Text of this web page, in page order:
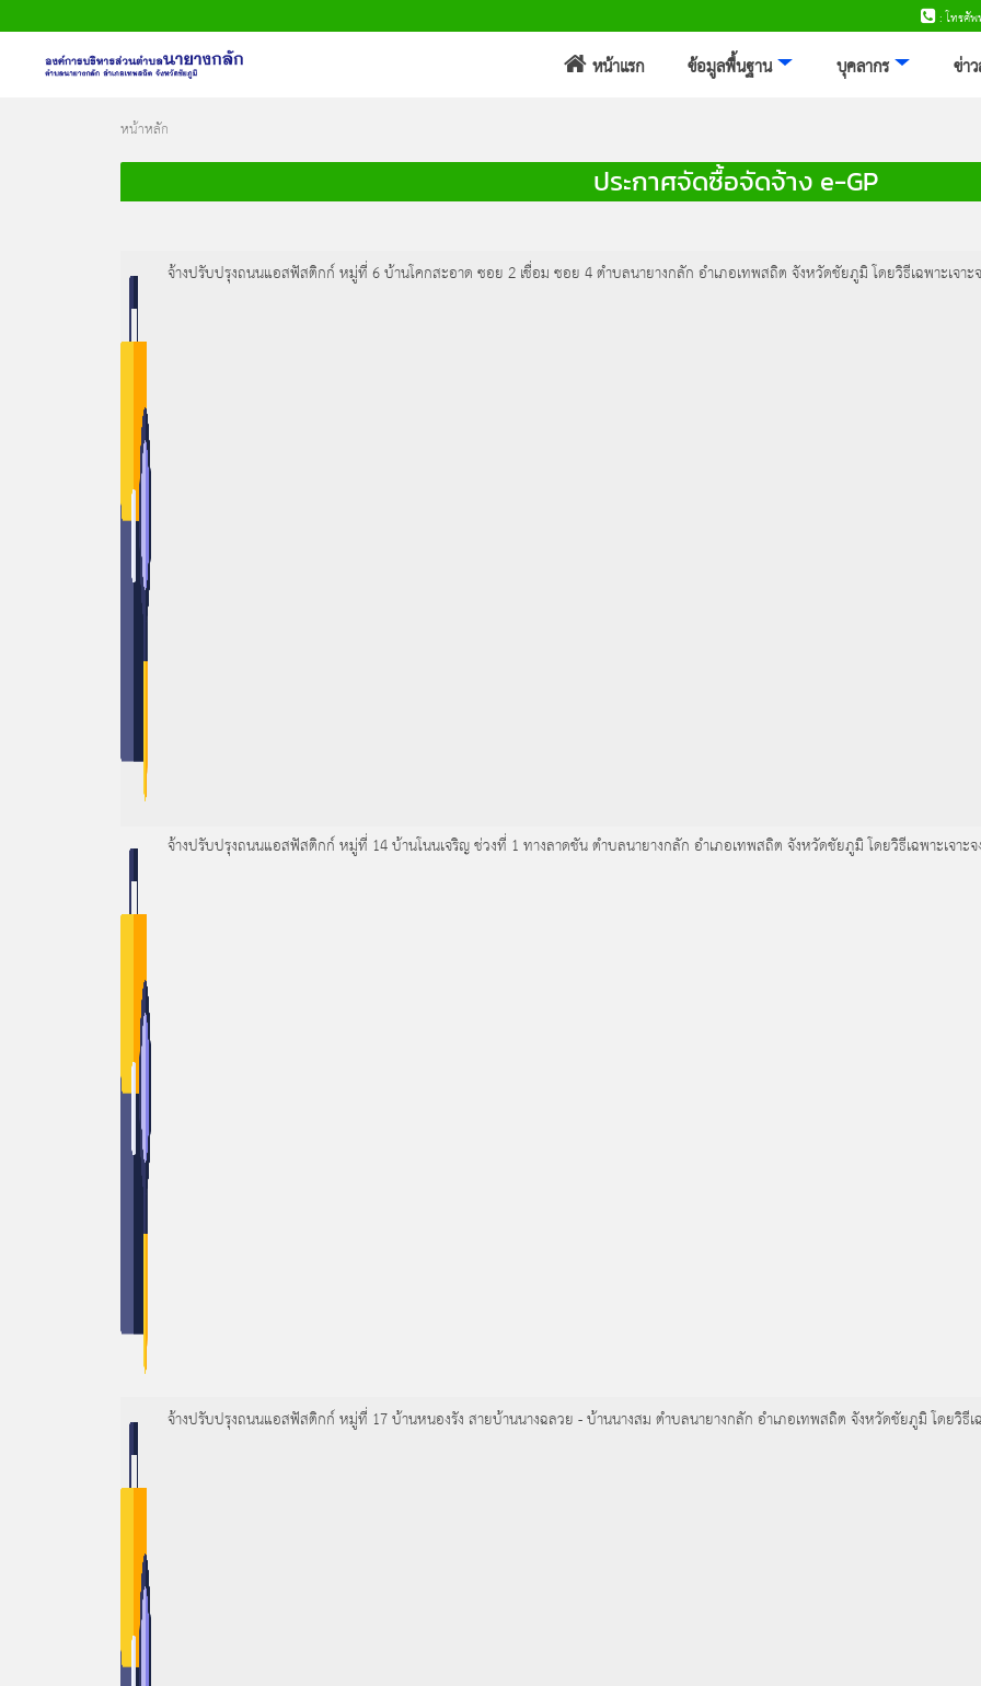
: โทรศั
หน้าแรก ข้อมูลพื้นฐาน บุคลากร ข่า
การประเมินคุณธรรมและความโปร่งใส
หน้าหลัก
ประกาศจัดซื้อจัดจ้าง e-GP
จ้างปรับปรุงถนนแอสฟัสติกก์ หมู่ที่ 6 บ้านโคกสะอาด ซอย 2 เชื่อม ซอย 4 ตำบลนายางกลัก อำเภอเทพสถิต จังหวัดชัยภูมิ โดยวิธีเฉพาะเจาะ
จ้างปรับปรุงถนนแอสฟัสติกก์ หมู่ที่ 14 บ้านโนนเจริญ ช่วงที่ 1 ทางลาดชัน ตำบลนายางกลัก อำเภอเทพสถิต จังหวัดชัยภูมิ โดยวิธีเฉพาะเจาะจ
จ้างปรับปรุงถนนแอสฟัสติกก์ หมู่ที่ 17 บ้านหนองรัง สายบ้านนางฉลวย - บ้านนางสม ตำบลนายางกลัก อำเภอเทพสถิต จังหวัดชัยภูมิ โดยวิธีเฉ